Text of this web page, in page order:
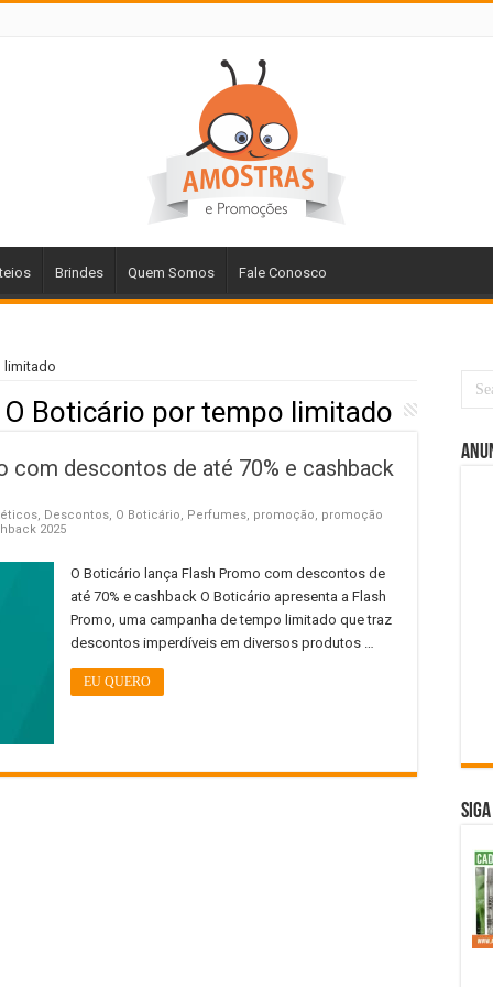
Brindes Quem Somos Fale Conosco
limitado
Boticário por tempo limitado
com descontos de até 70% e cashback
, Descontos, O Boticário, Perfumes, promoção, promoção
2025
O Boticário lança Flash Promo com descontos de
até 70% e cashback O Boticário apresenta a Flash
Promo, uma campanha de tempo limitado que traz
descontos imperdíveis em diversos produtos …
EU QUERO